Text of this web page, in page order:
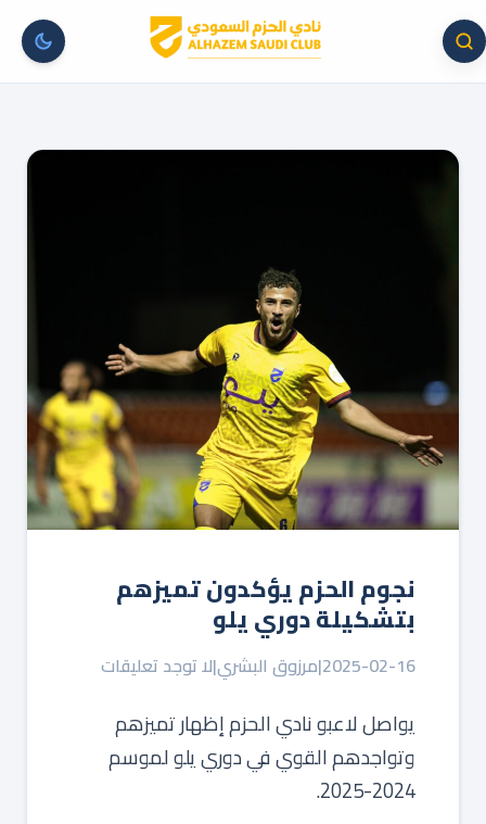
نجوم الحزم يؤكدون تميزهم
بتشكيلة دوري يلو
2025-02-16
|مرزوق البشري|لا توجد تعليقات
يواصل لاعبو نادي الحزم إظهار تميزهم
وتواجدهم القوي في دوري يلو لموسم
2024-2025.